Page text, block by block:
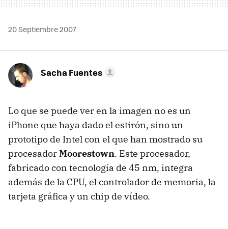
20 Septiembre 2007
Sacha Fuentes
Lo que se puede ver en la imagen no es un
iPhone que haya dado el estirón, sino un
prototipo de Intel con el que han mostrado su
procesadorMoorestown. Este procesador,
fabricado con tecnología de 45 nm, integra
además de la CPU, el controlador de memoria, la
tarjeta gráfica y un chip de vídeo.